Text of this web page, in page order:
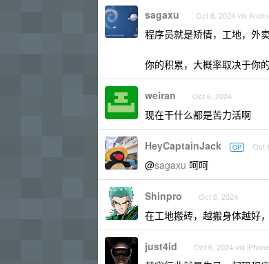
sagaxu Oct 6, 2024 via
程序员就是矫情，工地，外
你的积累，大概率取决于你
weiran Oct 6, 2024
现在干什么都是苦力活啊
HeyCaptainJack OP Oct
@sagaxu 呵呵
Shinpro Oct 6, 2024
在工地搬砖，越搬身体越好
just4id Oct 6, 2024 via iPhone